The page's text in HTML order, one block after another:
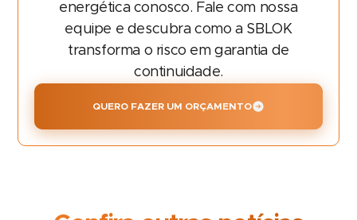
energética conosco. Fale com nossa
equipe e descubra como a SBLOK
transforma o risco em garantia de
continuidade.
QUERO FAZER UM ORÇAMENTO